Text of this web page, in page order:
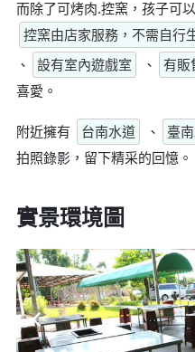
而除了可烤肉.控窯，孩子可
控窯由店家服務，不需自行
、
設有室內遊戲室 、 有販
喜愛。
附近擁有 台南水道 、 臺
拍照錄影，留下精采的回憶。
實景環境圖